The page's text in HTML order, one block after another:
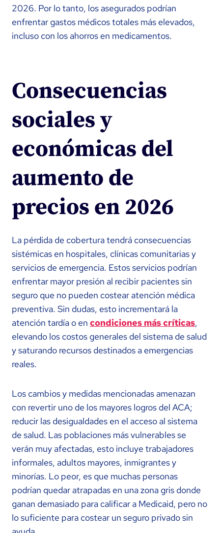
2026. Por lo tanto, los asegurados podrían
enfrentar gastos médicos totales más elevados,
incluso con los ahorros en medicamentos.
Consecuencias
sociales y
económicas del
aumento de
precios en 2026
La pérdida de cobertura tendrá consecuencias
sistémicas en hospitales, clínicas comunitarias y
servicios de emergencia. Estos servicios podrían
enfrentar mayor presión al recibir pacientes sin
seguro que no pueden costear atención médica
preventiva. Sin dudas, esto incrementará la
atención tardía o en condiciones más críticas,
elevando los costos generales del sistema de salud
y saturando recursos destinados a emergencias
reales.
Los cambios y medidas mencionadas amenazan
con revertir uno de los mayores logros del ACA;
reducir las desigualdades en el acceso al sistema
de salud. Las poblaciones más vulnerables se
verán muy afectadas, esto incluye trabajadores
informales, adultos mayores, inmigrantes y
minorías. Lo peor, es que muchas personas
podrían quedar atrapadas en una zona gris donde
ganan demasiado para calificar a Medicaid, pero no
lo suficiente para costear un seguro privado sin